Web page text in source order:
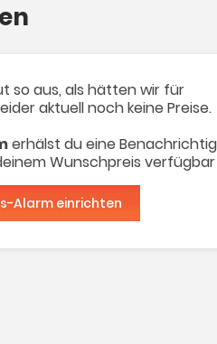
so aus, als hätten wir für
aktuell noch keine Preise.
erhälst du eine
Wunschpreis
Alarm einrichten